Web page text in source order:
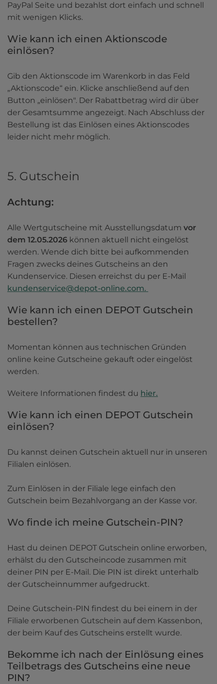
PayPal Seite und bezahlst dort einfach und schnell
mit wenigen Klicks.
Wie kann ich einen Aktionscode
einlösen?
Gib den Aktionscode im Warenkorb in das Feld
„Aktionscode“ ein. Klicke anschließend auf den
Button „einlösen". Der Rabattbetrag wird dir über
der Gesamtsumme angezeigt. Nach Abschluss der
Bestellung ist das Einlösen eines Aktionscodes
leider nicht mehr möglich.
5. Gutschein
Achtung:
Alle Wertgutscheine mit Ausstellungsdatum vor
dem 12.05.2026 können aktuell nicht eingelöst
werden. Wende dich bitte bei aufkommenden
Fragen zwecks deines Gutscheins an den
kundenservice@depot-online.com.
Wie kann ich einen DEPOT Gutschein
bestellen?
Momentan können aus technischen Gründen
online keine Gutscheine gekauft oder eingelöst
werden.
Weitere Informationen findest du hier.
Wie kann ich einen DEPOT Gutschein
einlösen?
Du kannst deinen Gutschein aktuell nur in unseren
Filialen einlösen.
Zum Einlösen in der Filiale lege einfach den
Gutschein beim Bezahlvorgang an der Kasse vor.
Wo finde ich meine Gutschein-PIN?
Hast du deinen DEPOT Gutschein online erworben,
erhälst du den Gutscheincode zusammen mit
deiner PIN per E-Mail. Die PIN ist direkt unterhalb
der Gutscheinnummer aufgedruckt.
Deine Gutschein-PIN findest du bei einem in der
Filiale erworbenen Gutschein auf dem Kassenbon,
der beim Kauf des Gutscheins erstellt wurde.
Bekomme ich nach der Einlösung eines
Teilbetrags des Gutscheins eine neue
PIN?